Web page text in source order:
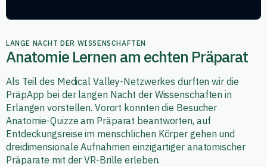
LANGE NACHT DER WISSENSCHAFTEN
Anatomie Lernen am echten Präparat
Als Teil des Medical Valley-Netzwerkes durften wir die
PräpApp bei der langen Nacht der Wissenschaften in
Erlangen vorstellen. Vorort konnten die Besucher
Anatomie-Quizze am Präparat beantworten, auf
Entdeckungsreise im menschlichen Körper gehen und
dreidimensionale Aufnahmen einzigartiger anatomischer
Präparate mit der VR-Brille erleben.